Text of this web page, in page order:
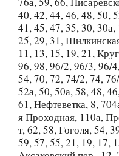
40, 42, 44, 46, 48, 50,
41, 45, 47, 35, 30,
25, 29, 31,
11, 13, 15, 19, 21,
96, 98, 96/2, 96/3, 96/
54, 70, 72, 74/2, 74,
52а, 50, 50а, 58, 48,
61, Нефтеветка, 8,
я Проходная, 110а,
т, 62, 58, Гоголя, 54,
59, 57, 55, 21, 19, 17,